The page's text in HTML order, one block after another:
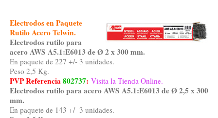
Electrodos en Paquete
Rutilo Acero Telwin.
Electrodos rutilo para
acero AWS A5.1:E6013 de Ø 2 x 300 mm.
En paquete de 227 +/- 3 unidades.
Peso 2,5 Kg.
PVP Referencia802737: Visita la Tienda Online.
Electrodos rutilo para acero AWS A5.1:E6013 de Ø 2,5 x 300
mm.
En paquete de 143 +/- 3 unidades.